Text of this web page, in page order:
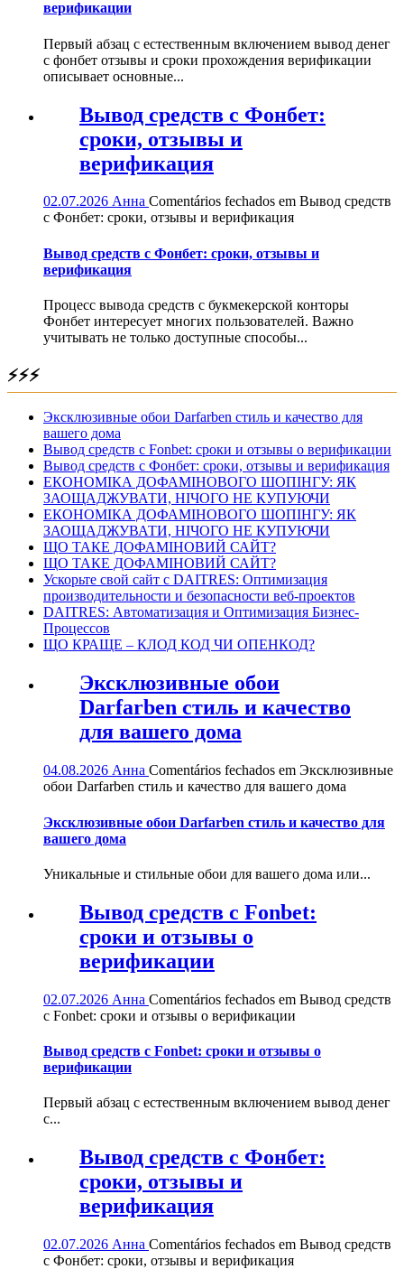
верификации
Первый абзац с естественным включением вывод денег
с фонбет отзывы и сроки прохождения верификации
описывает основные...
Вывод средств с Фонбет:
сроки, отзывы и
верификация
02.07.2026 Анна Comentários fechados em Вывод средств
с Фонбет: сроки, отзывы и верификация
Вывод средств с Фонбет: сроки, отзывы и
верификация
Процесс вывода средств с букмекерской конторы
Фонбет интересует многих пользователей. Важно
учитывать не только доступные способы...
⚡⚡⚡
Эксклюзивные обои Darfarben стиль и качество для
вашего дома
Вывод средств с Fonbet: сроки и отзывы о верификации
Вывод средств с Фонбет: сроки, отзывы и верификация
ЕКОНОМІКА ДОФАМІНОВОГО ШОПІНГУ: ЯК
ЗАОЩАДЖУВАТИ, НІЧОГО НЕ КУПУЮЧИ
ЕКОНОМІКА ДОФАМІНОВОГО ШОПІНГУ: ЯК
ЗАОЩАДЖУВАТИ, НІЧОГО НЕ КУПУЮЧИ
ЩО ТАКЕ ДОФАМІНОВИЙ САЙТ?
ЩО ТАКЕ ДОФАМІНОВИЙ САЙТ?
Ускорьте свой сайт с DAITRES: Оптимизация
производительности и безопасности веб-проектов
DAITRES: Автоматизация и Оптимизация Бизнес-
Процессов
ЩО КРАЩЕ – КЛОД КОД ЧИ ОПЕНКОД?
Эксклюзивные обои
Darfarben стиль и качество
для вашего дома
04.08.2026 Анна Comentários fechados em Эксклюзивные
обои Darfarben стиль и качество для вашего дома
Эксклюзивные обои Darfarben стиль и качество для
вашего дома
Уникальные и стильные обои для вашего дома или...
Вывод средств с Fonbet:
сроки и отзывы о
верификации
02.07.2026 Анна Comentários fechados em Вывод средств
с Fonbet: сроки и отзывы о верификации
Вывод средств с Fonbet: сроки и отзывы о
верификации
Первый абзац с естественным включением вывод денег
с...
Вывод средств с Фонбет:
сроки, отзывы и
верификация
02.07.2026 Анна Comentários fechados em Вывод средств
с Фонбет: сроки, отзывы и верификация